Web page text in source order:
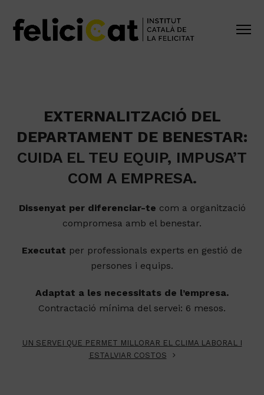
EXTERNALITZACIÓ DEL
DEPARTAMENT DE BENESTAR:
CUIDA EL TEU EQUIP, IMPUSA’T
COM A EMPRESA.
Dissenyat per diferenciar-te com a organització
compromesa amb el benestar.
Executat per professionals experts en gestió de
persones i equips.
Adaptat a les necessitats de l’empresa.
Contractació mínima del servei: 6 mesos.
UN SERVEI QUE PERMET MILLORAR EL CLIMA LABORAL I
ESTALVIAR COSTOS